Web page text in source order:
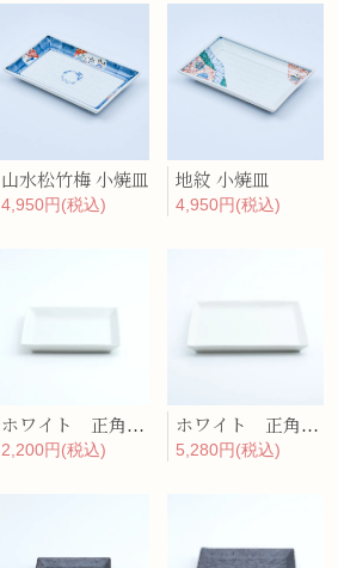
山水松竹梅 小焼皿
4,950円(税込)
地紋 小焼皿
4,950円(税込)
ホワイト 正角プレート（中）
2,200円(税込)
ホワイト 正角プレート（大）
5,280円(税込)